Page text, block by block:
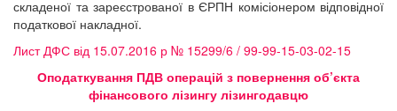
складеної та зареєстрованої в ЄРПН комісіонером відповідної
податкової накладної.
Лист ДФС від 15.07.2016 р № 15299/6 / 99-99-15-03-02-15
Оподаткування ПДВ операцій з повернення об’єкта
фінансового лізингу лізингодавцю